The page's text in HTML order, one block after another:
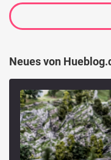
Neues von